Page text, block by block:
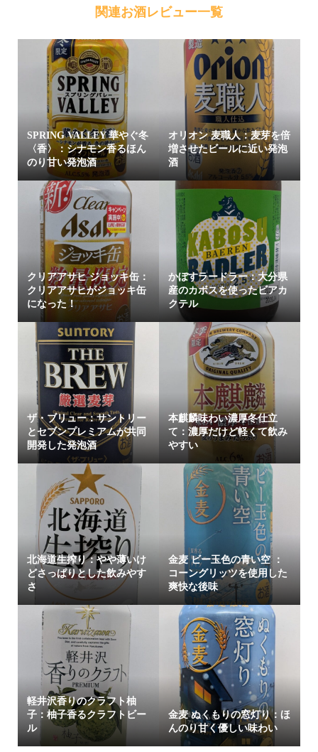
関連お酒レビュー一覧
SPRING VALLEY 華やぐ冬
〈香〉：シナモン香るほん
のり甘い発泡酒
オリオン 麦職人：麦芽を倍
増させたビールに近い発泡
酒
クリアアサヒ ジョッキ缶：
クリアアサヒがジョッキ缶
になった！
かぼすラードラー：大分県
産のカボスを使ったビアカ
クテル
ザ・ブリュー：サントリー
とセブンプレミアムが共同
開発した発泡酒
本麒麟味わい濃厚冬仕立
て：濃厚だけど軽くて飲み
やすい
北海道生搾り：やや薄いけ
どさっぱりとした飲みやす
さ
金麦 ビー玉色の青い空 ：
コーングリッツを使用した
爽快な後味
軽井沢香りのクラフト柚
子：柚子香るクラフトビー
ル
金麦 ぬくもりの窓灯り：ほ
んのり甘く優しい味わい